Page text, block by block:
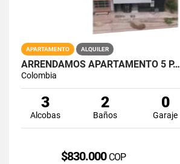
APARTAMENTO ALQUILER
ARRENDAMOS APARTAMENTO 5 P…
Colombia
3
Alcobas
2
Baños
0
Garaje
$830.000 COP